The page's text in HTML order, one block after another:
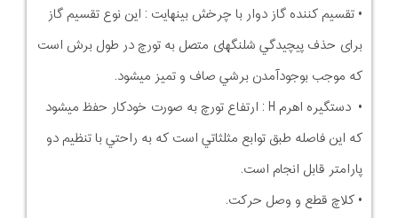
• تقسيم کننده گاز دوار با چرخش بينهایت : این نوع تقسيم گاز
برای حذف پيچيدگي شلنگهای متصل به تورچ در طول برش است
که موجب بوجودآمدن برشي صاف و تميز ميشود.
• دستگيره اهرم H : ارتفاع تورچ به صورت خودکار حفظ ميشود
که این فاصله طبق توابع مثلثاتي است که به راحتي با تنظيم دو
پارامتر قابل انجام است.
• کلاچ قطع و وصل حرکت.